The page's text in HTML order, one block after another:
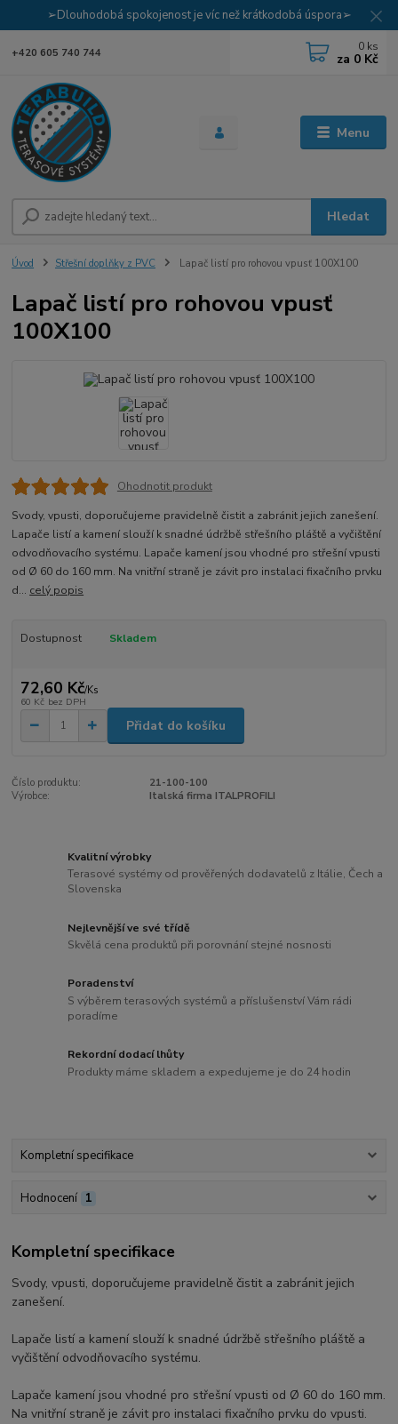
➢Dlouhodobá spokojenost je víc než krátkodobá úspora➢
Menu
Hledat
+420 605 740 744 0 ks
za 0 Kč
Úvod Střešní doplňky z PVC Lapač listí pro rohovou vpusť 100X100
Lapač listí pro rohovou vpusť
100X100
Ohodnotit produkt
Svody, vpusti, doporučujeme pravidelně čistit a zabránit jejich zanešení.
Lapače listí a kamení slouží k snadné údržbě střešního pláště a vyčištění
odvodňovacího systému. Lapače kamení jsou vhodné pro střešní vpusti
od Ø 60 do 160 mm. Na vnitřní straně je závit pro instalaci fixačního prvku
d... celý popis
Dostupnost Skladem
72,60 Kč/Ks
60 Kč bez DPH
Přidat do košíku
Číslo produktu:
21-100-100
Výrobce:
Italská firma ITALPROFILI
Kvalitní výrobky
Terasové systémy od prověřených dodavatelů z Itálie, Čech a
Slovenska
Nejlevnější ve své třídě
Skvělá cena produktů při porovnání stejné nosnosti
Poradenství
S výběrem terasových systémů a příslušenství Vám rádi
poradíme
Rekordní dodací lhůty
Produkty máme skladem a expedujeme je do 24 hodin
Kompletní specifikace
Hodnocení 1
Kompletní specifikace
Svody, vpusti, doporučujeme pravidelně čistit a zabránit jejich
zanešení.
Lapače listí a kamení slouží k snadné údržbě střešního pláště a
vyčištění odvodňovacího systému.
Lapače kamení jsou vhodné pro střešní vpusti od Ø 60 do 160 mm.
Na vnitřní straně je závit pro instalaci fixačního prvku do vpusti.